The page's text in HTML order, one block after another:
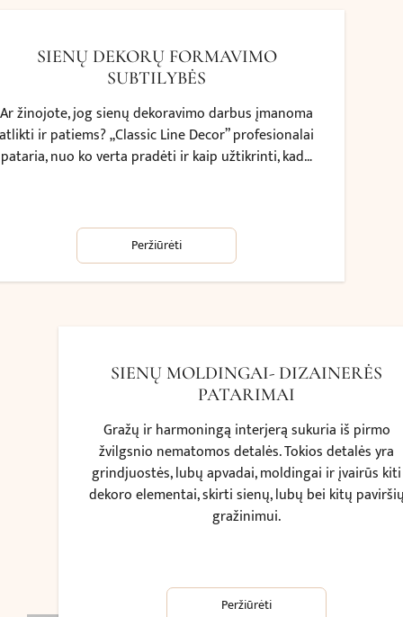
SIENŲ DEKORŲ FORMAVIMO
SUBTILYBĖS
Ar žinojote, jog sienų dekoravimo darbus įmanoma
atlikti ir patiems? „Classic Line Decor” profesionalai
pataria, nuo ko verta pradėti ir kaip užtikrinti, kad…
Peržiūrėti
SIENŲ MOLDINGAI- DIZAINERĖS
PATARIMAI
Gražų ir harmoningą interjerą sukuria iš pirmo
žvilgsnio nematomos detalės. Tokios detalės yra
grindjuostės, lubų apvadai, moldingai ir įvairūs kiti
dekoro elementai, skirti sienų, lubų bei kitų
gražinimui.
Peržiūrėti